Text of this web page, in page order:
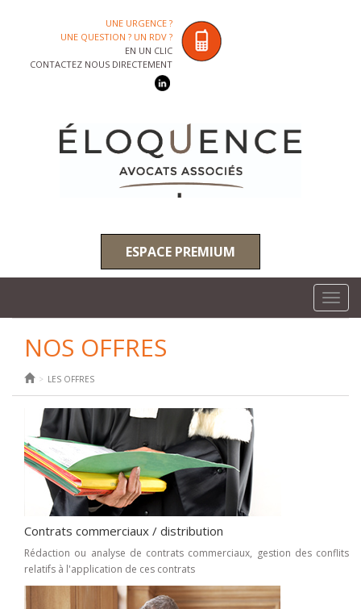
UNE URGENCE ?
UNE QUESTION ? UN RDV ?
EN UN CLIC
CONTACTEZ NOUS DIRECTEMENT
ESPACE PREMIUM
NOS OFFRES
LES OFFRES
Contrats commerciaux / distribution
Rédaction ou analyse de contrats commerciaux, gestion des conflits
relatifs à l'application de ces contrats